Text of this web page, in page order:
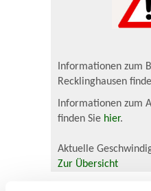
Informationen zum
Recklinghausen
Informationen zum
finden Sie hier.
Aktuelle
Zur Übersicht